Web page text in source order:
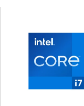
e
ABC szerint